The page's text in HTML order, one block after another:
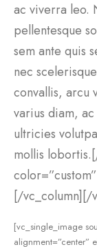
ac viverra leo.
pellentesque
sem ante quis
nec
convallis, arcu
varius diam,
ultricies
mollis
[/vc_column][/
[vc_single_image
alignment=”center”